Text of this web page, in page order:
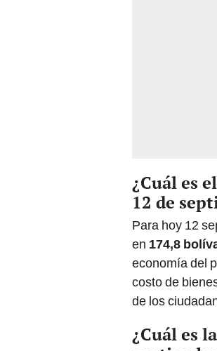
¿Cuál es
12 de
Para hoy 12
en 174,8
economía del
costo de
de los
¿Cuál es